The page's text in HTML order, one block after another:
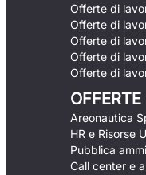
Offerte di
Offerte di
Offerte di
Offerte di
Offerte di
OFFERTE
Areonautica
HR e Risorse
Pubblica
Call center e